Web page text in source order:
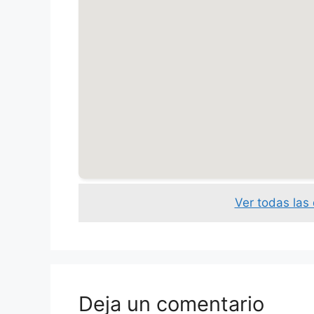
Ver todas las
Deja un comentario